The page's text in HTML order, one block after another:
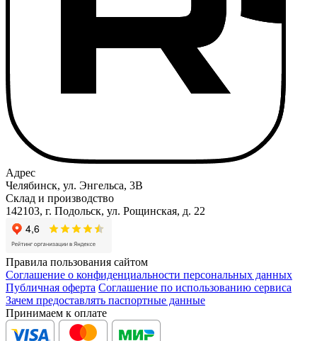
Адрес
Челябинск, ул. Энгельса, 3В
Склад и производство
142103, г. Подольск, ул. Рощинская, д. 22
Правила пользования сайтом
Соглашение о конфиденциальности персональных данных
Публичная оферта Соглашение по использованию сервиса
Зачем предоставлять паспортные данные
Принимаем к оплате